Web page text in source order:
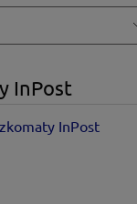
InPost